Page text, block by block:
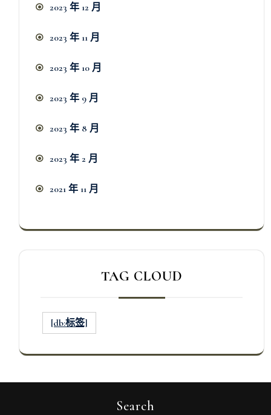
2023 年 12 月
2023 年 11 月
2023 年 10 月
2023 年 9 月
2023 年 8 月
2023 年 2 月
2021 年 11 月
TAG CLOUD
[db:标签]
Search